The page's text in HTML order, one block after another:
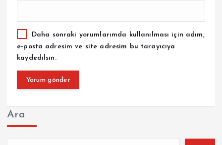
Daha sonraki yorumlarımda kullanılması için adım,
e-posta adresim ve site adresim bu tarayıcıya
kaydedilsin.
Ara